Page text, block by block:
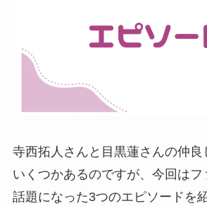
寺西拓人さんと目黒蓮さんの仲良
いくつかあるのですが、今回はフ
話題になった3つのエピソードを